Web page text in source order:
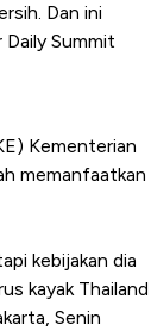
Dan ini
Daily Summit
Kementerian
memanfaatkan
kebijakan dia
kayak Thailand
Senin
Furniture &